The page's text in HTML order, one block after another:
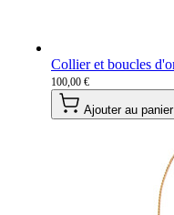
Collier et boucles
100,00 €
Ajouter au panier